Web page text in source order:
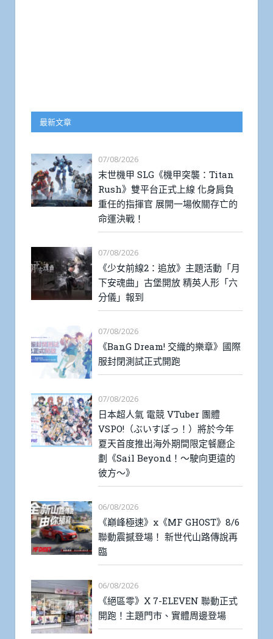
最新文章
07/08/2026
末世機甲 SLG《機甲突襲：Titan
Rush》雙平台正式上線 化身肩負
重任的指揮官 展開一場攸關存亡的
命運決戰！
07/08/2026
《少女前線2：追放》主題活動「月
下安魂曲」古堡開放 精英人形「六
分儀」報到
07/08/2026
《BanG Dream! 交織的樂章》國際
服封閉測試正式開跑
07/08/2026
日本超人氣 電競 VTuber 團體
VSPO!（ぶいすぽっ！）將於今年
夏天首度推出海外期間限定餐廳企
劃《Sail Beyond！～駛向更遠的
彼方～》
06/08/2026
《巔峰極速》x《MF GHOST》8/6
聯動震撼登場！ 新世代山路傳說再
臨
06/08/2026
《絕區零》X 7-ELEVEN 聯動正式
開跑！主題門市、實體周邊登場